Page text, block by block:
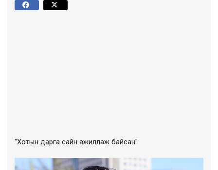
"Хотын дарга сайн ажиллаж байсан"